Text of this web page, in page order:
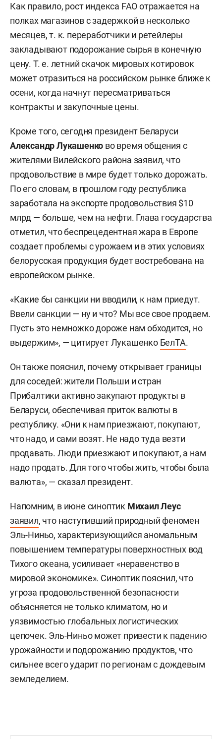
Как правило, рост индекса FAO отражается на
полках магазинов с задержкой в несколько
месяцев, т. к. переработчики и ретейлеры
закладывают подорожание сырья в конечную
цену. Т. е. летний скачок мировых котировок
может отразиться на российском рынке ближе к
осени, когда начнут пересматриваться
контракты и закупочные цены.
Кроме того, сегодня президент Беларуси
Александр Лукашенко во время общения с
жителями Вилейского района заявил, что
продовольствие в мире будет только дорожать.
По его словам, в прошлом году республика
заработала на экспорте продовольствия $10
млрд — больше, чем на нефти. Глава государства
отметил, что беспрецедентная жара в Европе
создает проблемы с урожаем и в этих условиях
белорусская продукция будет востребована на
европейском рынке.
«Какие бы санкции ни вводили, к нам приедут.
Ввели санкции — ну и что? Мы все свое продаем.
Пусть это немножко дороже нам обходится, но
выдержим», — цитирует Лукашенко БелТА.
Он также пояснил, почему открывает границы
для соседей: жители Польши и стран
Прибалтики активно закупают продукты в
Беларуси, обеспечивая приток валюты в
республику. «Они к нам приезжают, покупают,
что надо, и сами возят. Не надо туда везти
продавать. Люди приезжают и покупают, а нам
надо продать. Для того чтобы жить, чтобы была
валюта», — сказал президент.
Напомним, в июне синоптик Михаил Леус
заявил, что наступивший природный феномен
Эль-Ниньо, характеризующийся аномальным
повышением температуры поверхностных вод
Тихого океана, усиливает «неравенство в
мировой экономике». Синоптик пояснил, что
угроза продовольственной безопасности
объясняется не только климатом, но и
уязвимостью глобальных логистических
цепочек. Эль-Ниньо может привести к падению
урожайности и подорожанию продуктов, что
сильнее всего ударит по регионам с дождевым
земледелием.